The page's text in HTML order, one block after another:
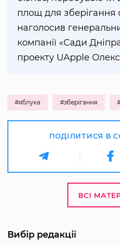
площ для зберігання
наголосив
компанії «Сади
проекту UApple
#яблука #зберігання
ПОДІЛИТИСЯ В
ВСІ
Вибір редакції